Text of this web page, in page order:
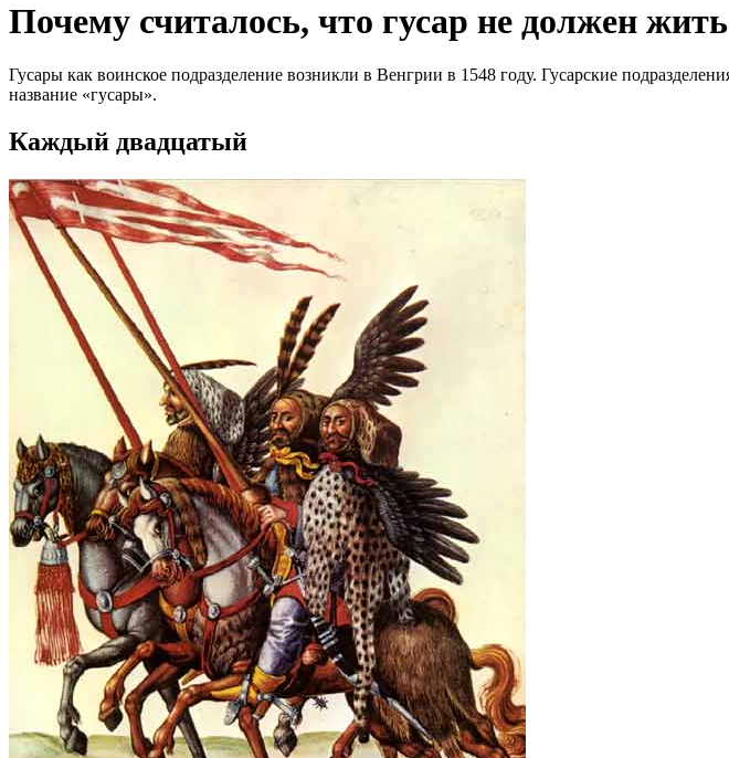
Почему считалось, что гусар не должен
Гусары как воинское подразделение возникли в Венгрии в 1548 году. Гусарские
название «гусары».
Каждый двадцатый